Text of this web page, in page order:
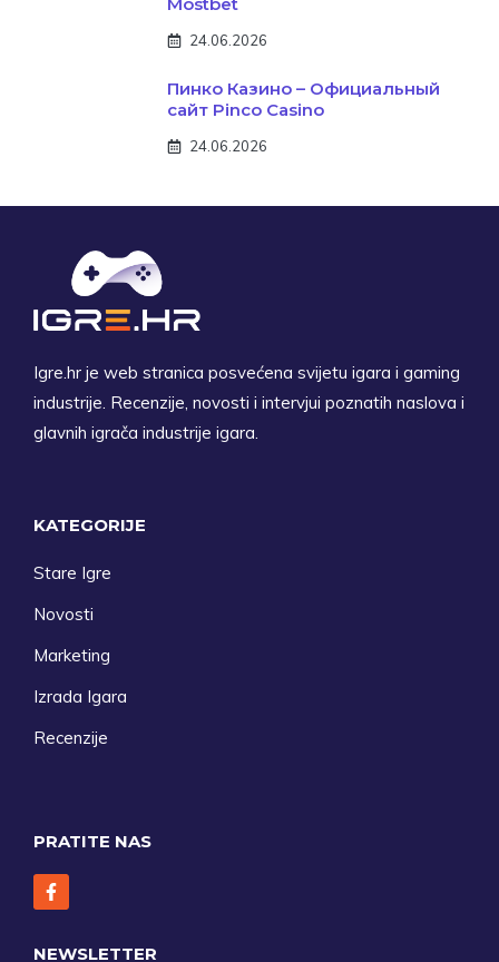
24.06.2026
Пинко Казино – Официальный
сайт Pinco Casino
24.06.2026
Igre.hr je web stranica posvećena svijetu igara i gaming
industrije. Recenzije, novosti i intervjui poznatih naslova i
glavnih igrača industrije igara.
KATEGORIJE
Stare Igre
Novosti
Marketing
Izrada Igara
Recenzije
PRATITE NAS
NEWSLETTER